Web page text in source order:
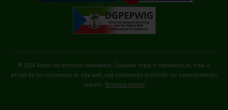
© 2026 Todos los derechos reservados. Cualquier copia o reproducción, total o
parcial de los contenidos de esta web, está totalmente prohibido sin consentimiento
expreso
Términos legales